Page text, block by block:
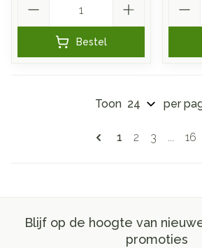
Bestel
Pagina's
U lees
1 Pagina
2 Pagina
3 ... 16
Toon per
Blijf op de hoogte van
promoties